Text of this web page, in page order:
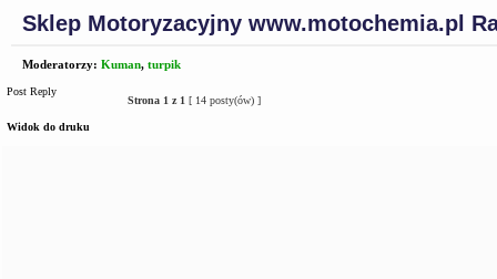
Sklep Motoryzacyjny www.motochemia.pl
Moderatorzy: Kuman, turpik
Post Reply
Strona 1 z 1 [ 14 posty(ów) ]
Widok do druku